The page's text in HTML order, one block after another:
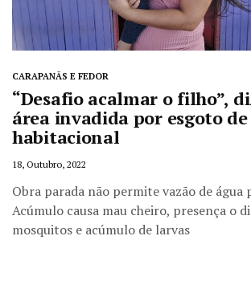
CARAPANÃS E FEDOR
“Desafio acalmar o filho”,
área invadida por esgoto de
habitacional
18, Outubro, 2022
Obra parada não permite vazão de água
Acúmulo causa mau cheiro, presença o
mosquitos e acúmulo de larvas